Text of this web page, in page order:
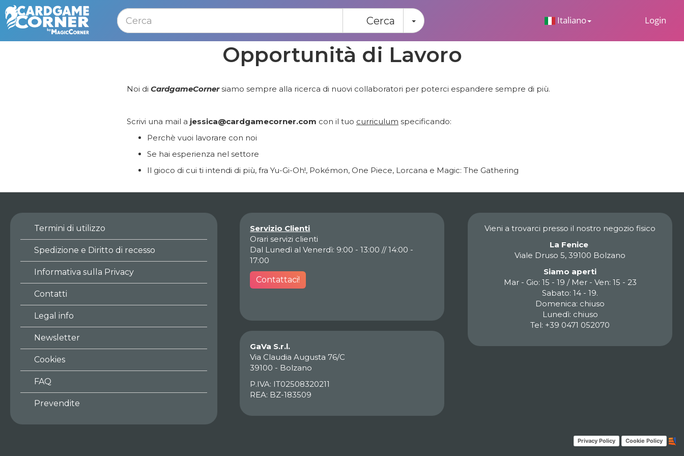
MENU Italiano Login
Cerca Toggle Dropdown
Opportunità di Lavoro
Noi di CardgameCorner siamo sempre alla ricerca di nuovi collaboratori per poterci espandere sempre di più.
Scrivi una mail a jessica@cardgamecorner.com con il tuo curriculum specificando:
Perchè vuoi lavorare con noi
Se hai esperienza nel settore
Il gioco di cui ti intendi di più, fra Yu-Gi-Oh!, Pokémon, One Piece, Lorcana e Magic: The Gathering
Termini di utilizzo
Spedizione e Diritto di recesso
Informativa sulla Privacy
Contatti
Legal info
Newsletter
Cookies
FAQ
Prevendite
Servizio Clienti
Orari servizi clienti
Dal Lunedì al Venerdì: 9:00 - 13:00 // 14:00 -
17:00
Contattaci!
GaVa S.r.l.
Via Claudia Augusta 76/C
39100 - Bolzano
P.IVA: IT02508320211
REA: BZ-183509
Vieni a trovarci presso il nostro negozio fisico
La Fenice
Viale Druso 5, 39100 Bolzano
Siamo aperti
Mar - Gio: 15 - 19 / Mer - Ven: 15 - 23
Sabato: 14 - 19.
Domenica: chiuso
Lunedì: chiuso
Tel: +39 0471 052070
Privacy Policy Cookie Policy